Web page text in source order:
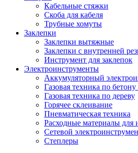
Кабельные стяжки
Скоба для кабеля
Трубные хомуты
Заклепки
Заклепки вытяжные
Заклепки с внутренней
Инструмент для заклепок
Электроинструменты
Аккумуляторный
Газовая техника по бетону
Газовая техника по дереву
Горячее склеивание
Пневматическая техника
Расходные материалы для
Сетевой
Степлеры